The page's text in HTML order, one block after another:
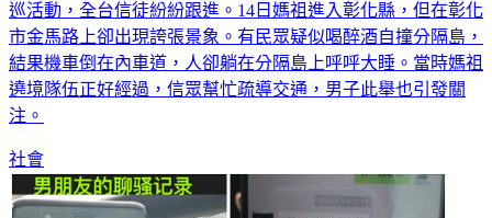
巡活動，全台信徒紛紛跟進。14日媽祖進入彰化縣，但在彰化
市金馬路上卻出現誇張景象。有民眾疑似喝醉酒自撞分隔島，
結果機車倒在內車道，人卻躺在分隔島上呼呼大睡。當時媽祖
遶境隊伍正好經過，信眾幫忙疏導交通，男子此舉也引發關
注。
社會